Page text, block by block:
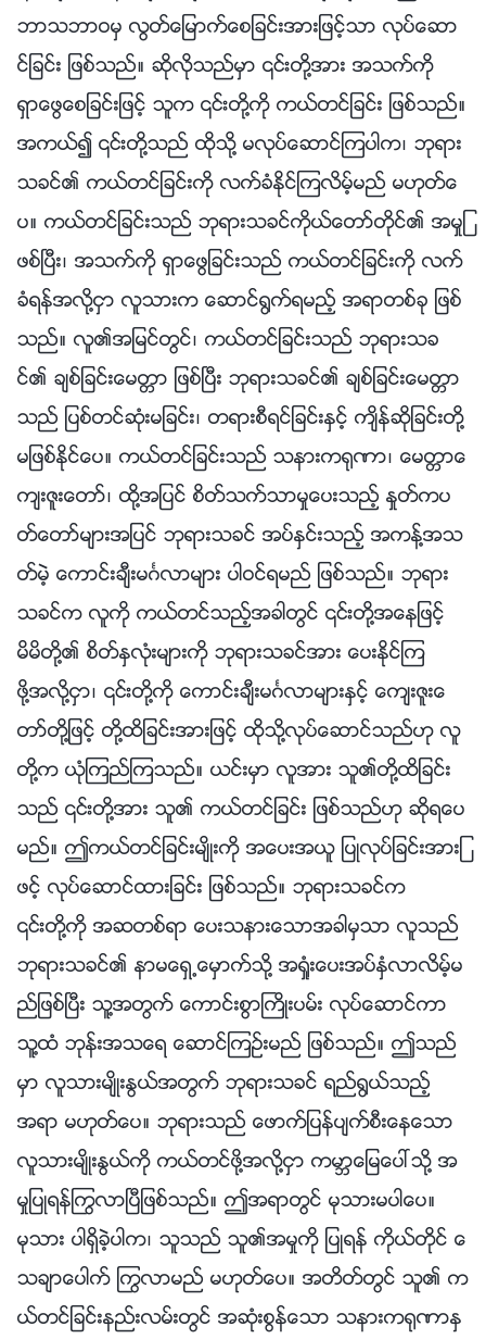
ဘာသဘာဝမွ လြတ္ေျမာက္ေစျခင္းအားျဖင့္သာ လုပ္ေဆာ
င္ျခင္း ျဖစ္သည္။ ဆိုလိုသည္မွာ ၎တို႔အား အသက္ကို
ရွာေဖြေစျခင္းျဖင့္ သူက ၎တို႔ကို ကယ္တင္ျခင္း ျဖစ္သည္။
အကယ္၍ ၎တို႔သည္ ထိုသို႔ မလုပ္ေဆာင္ၾကပါက၊ ဘုရား
သခင္၏ ကယ္တင္ျခင္းကို လက္ခံႏိုင္ၾကလိမ့္မည္ မဟုတ္ေ
ပ။ ကယ္တင္ျခင္းသည္ ဘုရားသခင္ကိုယ္ေတာ္တိုင္၏ အမႈျ
ဖစ္ၿပီး၊ အသက္ကို ရွာေဖြျခင္းသည္ ကယ္တင္ျခင္းကို လက္
ခံရန္အလို႔ငွာ လူသားက ေဆာင္႐ြက္ရမည့္ အရာတစ္ခု ျဖစ္
သည္။ လူ၏အျမင္တြင္၊ ကယ္တင္ျခင္းသည္ ဘုရားသခ
င္၏ ခ်စ္ျခင္းေမတၱာ ျဖစ္ၿပီး ဘုရားသခင္၏ ခ်စ္ျခင္းေမတၱာ
သည္ ျပစ္တင္ဆုံးမျခင္း၊ တရားစီရင္ျခင္းႏွင့္ က်ိန္ဆိုျခင္းတို႔
မျဖစ္ႏိုင္ေပ။ ကယ္တင္ျခင္းသည္ သနားက႐ုဏာ၊ ေမတၱာေ
က်းဇူးေတာ္၊ ထို႔အျပင္ စိတ္သက္သာမႈေပးသည့္ ႏႈတ္ကပ
တ္ေတာ္မ်ားအျပင္ ဘုရားသခင္ အပ္ႏွင္းသည့္ အကန္႔အသ
တ္မဲ့ ေကာင္းခ်ီးမဂၤလာမ်ား ပါဝင္ရမည္ ျဖစ္သည္။ ဘုရား
သခင္က လူကို ကယ္တင္သည့္အခါတြင္ ၎တို႔အေနျဖင့္
မိမိတို႔၏ စိတ္ႏွလုံးမ်ားကို ဘုရားသခင္အား ေပးႏိုင္ၾက
ဖို႔အလို႔ငွာ၊ ၎တို႔ကို ေကာင္းခ်ီးမဂၤလာမ်ားႏွင့္ ေက်းဇူးေ
တာ္တို႔ျဖင့္ တို႔ထိျခင္းအားျဖင့္ ထိုသို႔လုပ္ေဆာင္သည္ဟု လူ
တို႔က ယုံၾကည္ၾကသည္။ ယင္းမွာ လူအား သူ၏တို႔ထိျခင္း
သည္ ၎တို႔အား သူ၏ ကယ္တင္ျခင္း ျဖစ္သည္ဟု ဆိုရေပ
မည္။ ဤကယ္တင္ျခင္းမ်ိဳးကို အေပးအယူ ျပဳလုပ္ျခင္းအားျ
ဖင့္ လုပ္ေဆာင္ထားျခင္း ျဖစ္သည္။ ဘုရားသခင္က
၎တို႔ကို အဆတစ္ရာ ေပးသနားေသာအခါမွသာ လူသည္
ဘုရားသခင္၏ နာမေရွ႕ေမွာက္သို႔ အရႈံးေပးအပ္ႏွံလာလိမ့္မ
ည္ျဖစ္ၿပီး သူ႔အတြက္ ေကာင္းစြာႀကိဳးပမ္း လုပ္ေဆာင္ကာ
သူ႔ထံ ဘုန္းအသေရ ေဆာင္ၾကဥ္းမည္ ျဖစ္သည္။ ဤသည္
မွာ လူသားမ်ိဳးႏြယ္အတြက္ ဘုရားသခင္ ရည္႐ြယ္သည့္
အရာ မဟုတ္ေပ။ ဘုရားသည္ ေဖာက္ျပန္ပ်က္စီးေနေသာ
လူသားမ်ိဳးႏြယ္ကို ကယ္တင္ဖို႔အလို႔ငွာ ကမာၻေျမေပၚသို႔ အ
မႈျပဳရန္ႂကြလာၿပီျဖစ္သည္။ ဤအရာတြင္ မုသားမပါေပ။
မုသား ပါရွိခဲ့ပါက၊ သူသည္ သူ၏အမႈကို ျပဳရန္ ကိုယ္တိုင္ ေ
သခ်ာေပါက္ ႂကြလာမည္ မဟုတ္ေပ။ အတိတ္တြင္ သူ၏ က
ယ္တင္ျခင္းနည္းလမ္းတြင္ အဆုံးစြန္ေသာ သနားက႐ုဏာႏွ